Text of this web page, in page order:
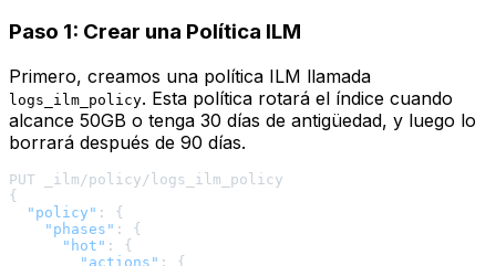
Paso 1: Crear una Política ILM
Primero, creamos una política ILM llamada
logs_ilm_policy. Esta política rotará el índice cuando
alcance 50GB o tenga 30 días de antigüedad, y luego lo
borrará después de 90 días.
{
"policy" :
{
"phases" :
{
"hot" :
{
"actions" :
{